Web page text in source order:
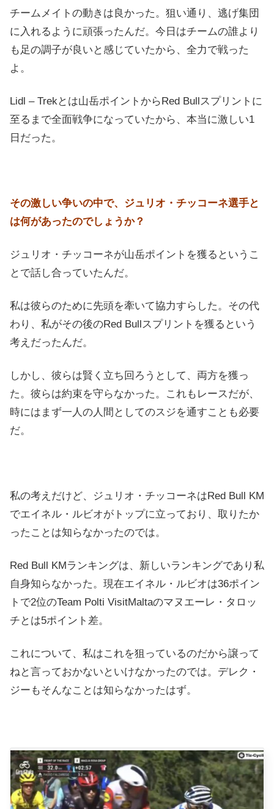
チームメイトの動きは良かった。狙い通り、逃げ集団
に入れるように頑張ったんだ。今日はチームの誰より
も足の調子が良いと感じていたから、全力で戦った
よ。
Lidl – Trekとは山岳ポイントからRed Bullスプリントに
至るまで全面戦争になっていたから、本当に激しい1
日だった。
その激しい争いの中で、ジュリオ・チッコーネ選手と
は何があったのでしょうか？
ジュリオ・チッコーネが山岳ポイントを獲るというこ
とで話し合っていたんだ。
私は彼らのために先頭を牽いて協力すらした。その代
わり、私がその後のRed Bullスプリントを獲るという
考えだったんだ。
しかし、彼らは賢く立ち回ろうとして、両方を獲っ
た。彼らは約束を守らなかった。これもレースだが、
時にはまず一人の人間としてのスジを通すことも必要
だ。
私の考えだけど、ジュリオ・チッコーネはRed Bull KM
でエイネル・ルビオがトップに立っており、取りたか
ったことは知らなかったのでは。
Red Bull KMランキングは、新しいランキングであり私
自身知らなかった。現在エイネル・ルビオは36ポイン
トで2位のTeam Polti VisitMaltaのマヌエーレ・タロッ
チとは5ポイント差。
これについて、私はこれを狙っているのだから譲って
ねと言っておかないといけなかったのでは。デレク・
ジーもそんなことは知らなかったはず。